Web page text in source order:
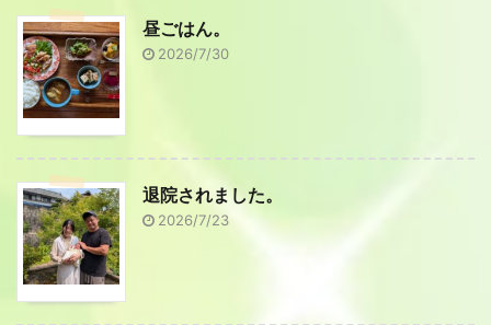
昼ごはん。
2026/7/30
退院されました。
2026/7/23